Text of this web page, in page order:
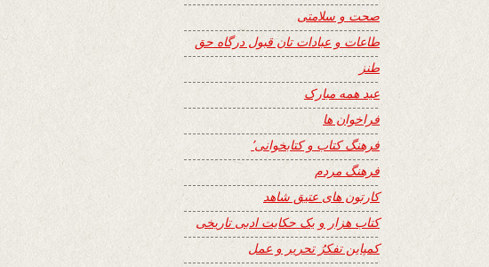
صحت و سلامتی
طاعات و عبادات تان قبول درگاه حق
طنز
عید همه مبارک
فراخوان ها
فرهنگ کتاب و کتابخوانی٬
فرهنگ مردم
کارتون های عتیق شاهد
کتاب هزار و یک حکایت ادبی تاریخی
کمپاین تفکرُ تحریر و عمل